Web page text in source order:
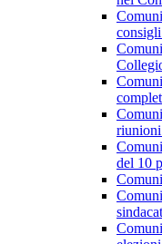
del 10